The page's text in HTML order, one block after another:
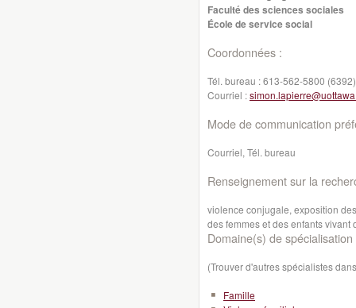
Faculté des sciences sociales
École de service social
Coordonnées :
Tél. bureau :613-562-5800 (6392)
Courriel :
Mode de communication
Courriel, Tél. bureau
Renseignement sur la
violence conjugale, exposition
des femmes et des enfants
Domaine(s) de spécialisation
(Trouver d'autres spécialistes
Famille